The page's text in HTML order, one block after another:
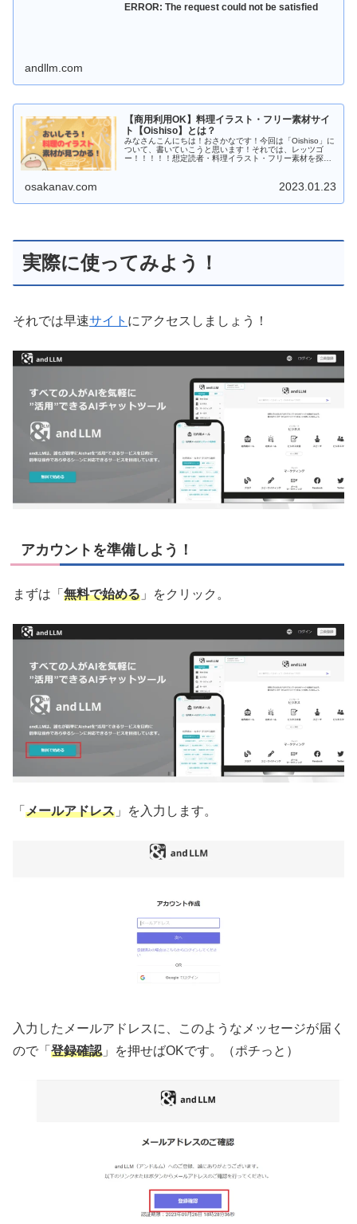
ERROR: The request could not be satisfied
andllm.com
【商用利用OK】料理イラスト・フリー素材サイ
ト【Oishiso】とは？
みなさんこんにちは！おさかなです！今回は「Oishiso」に
ついて、書いていこうと思います！それでは、レッツゴ
ー！！！！！想定読者・料理イラスト・フリー素材を探し
osakanav.com 2023.01.23
実際に使ってみよう！
それでは早速サイト にアクセスしましょう！
アカウントを準備しよう！
まずは「 無料で始める 」をクリック。
「 メールアドレス 」を入力します。
入力したメールアドレスに、このようなメッセージが届く
ので「 登録確認 」を押せばOKです。（ポチっと）